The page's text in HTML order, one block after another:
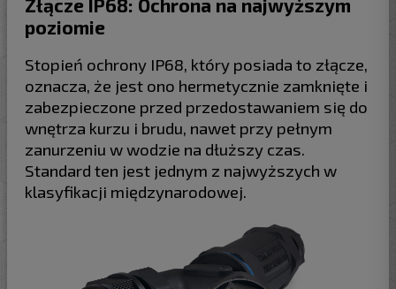
Złącze IP68: Ochrona na najwyższym
poziomie
Stopień ochrony IP68, który posiada to złącze,
oznacza, że jest ono hermetycznie zamknięte i
zabezpieczone przed przedostawaniem się do
wnętrza kurzu i brudu, nawet przy pełnym
zanurzeniu w wodzie na dłuższy czas.
Standard ten jest jednym z najwyższych w
klasyfikacji międzynarodowej.